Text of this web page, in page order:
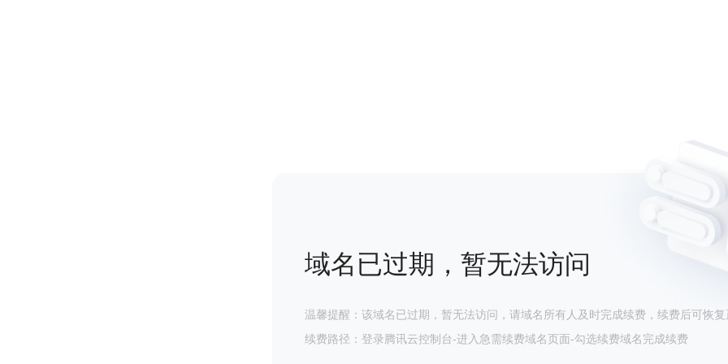
域名已过期，暂无法访问
温馨提醒：该域名已过期，暂无法访问，请域名所有人及时完成续费，续费后可恢复
续费路径：登录腾讯云控制台-进入急需续费域名页面-勾选续费域名完成续费